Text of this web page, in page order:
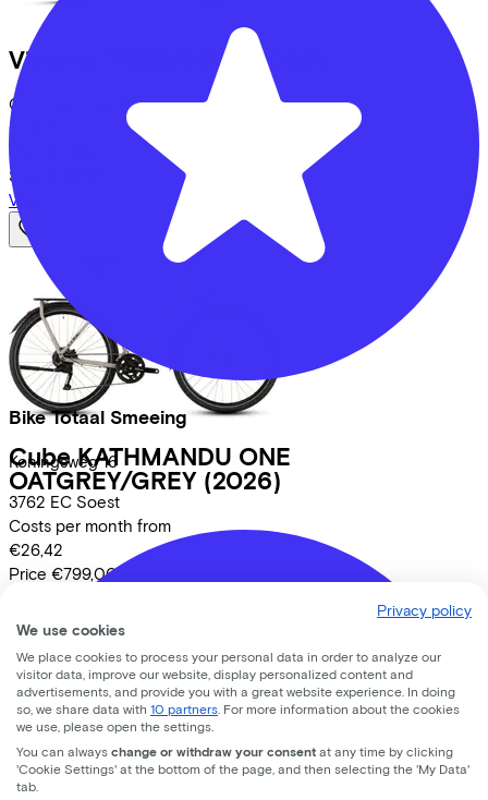
Bike Totaal Smeeing
Koningsweg 16
3762 EC Soest
Victoria TREQANA 7 (2026)
Costs per month from
€26,42
Price
Save
View
Cube KATHMANDU ONE
OATGREY/GREY (2026)
Costs per month from
€26,42
Price €799,00
View
Lease a Bike
About us
Our team
News
Privacy policy
We use cookies
We place cookies to process your personal data in order to analyze our
visitor data, improve our website, display personalized content and
advertisements, and provide you with a great website experience. In doing
so, we share data with 10 partners . For more information about the cookies
we use, please open the settings.
You can always change or withdraw your consent at any time by clicking
'Cookie Settings' at the bottom of the page, and then selecting the 'My Data'
tab.